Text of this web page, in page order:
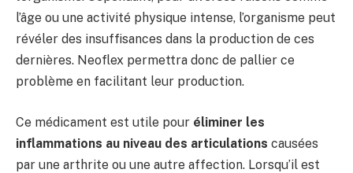
l’âge ou une activité physique intense, l’organisme peut
révéler des insuffisances dans la production de ces
dernières. Neoflex permettra donc de pallier ce
problème en facilitant leur production.
Ce médicament est utile pour éliminer les
inflammations au niveau des articulations causées
par une arthrite ou une autre affection. Lorsqu’il est